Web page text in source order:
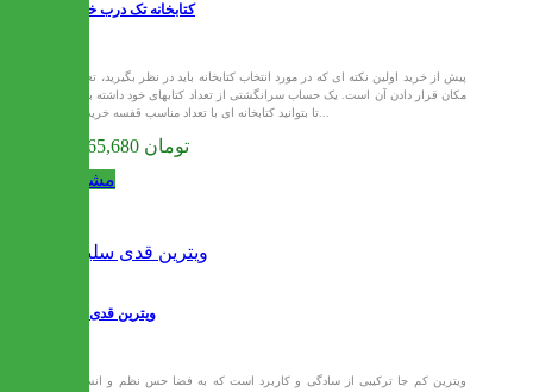
کتابخانه تک درب خوشین
مکان قرار دادن آن است. یک حساب سرانگشتی از تعداد کتابهای خود داشته باشید
تا بتوانید کتابخانه ای با تعداد مناسب قفسه خریداری...
16,465,680 تومان
مشاهده
ویترین قدی سلین
ویترین کم جا ترکیبی از سادگی و کاربرد است که به فضا حس نظم و انسجام